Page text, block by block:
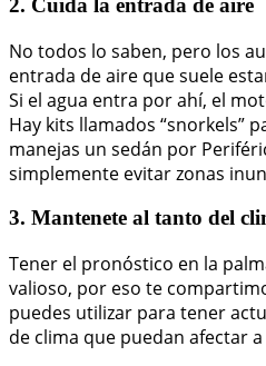
2. Cuida la entrada de aire
No todos lo saben, pero los
entrada de aire que suele
Si el agua entra por ahí, el
Hay kits llamados “snorkels”
manejas un sedán por
simplemente evitar zonas
3. Mantenete al tanto del
Tener el pronóstico en la
valioso, por eso te
puedes utilizar para tener
de clima que puedan afectar